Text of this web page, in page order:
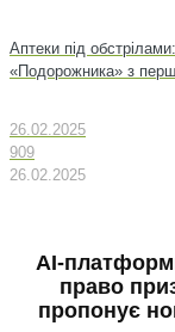
Аптеки під обстрілами:
«Подорожника» з
26.02.2025
909
26.02.2025
AI-
право
пропонує